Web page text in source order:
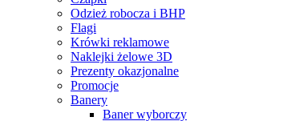
Odzież robocza i BHP
Flagi
Krówki reklamowe
Naklejki żelowe 3D
Prezenty okazjonalne
Promocje
Banery
Baner wyborczy